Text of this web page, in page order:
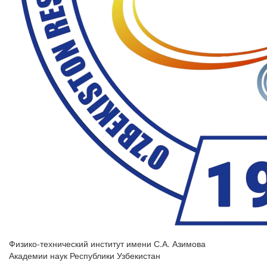
Физико-технический институт имени С.А. Азимова
Академии наук Республики Узбекистан